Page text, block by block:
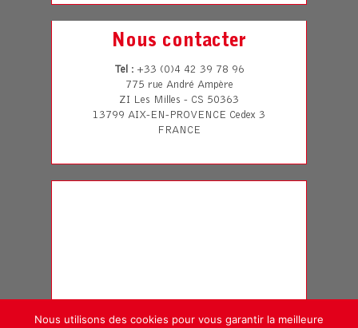
Nous contacter
Tel: +33 (0)4 42 39 78 96
775 rue André Ampère
ZI Les Milles - CS 50363
13799 AIX-EN-PROVENCE Cedex 3
FRANCE
Nous utilisons des cookies pour vous garantir la meilleure